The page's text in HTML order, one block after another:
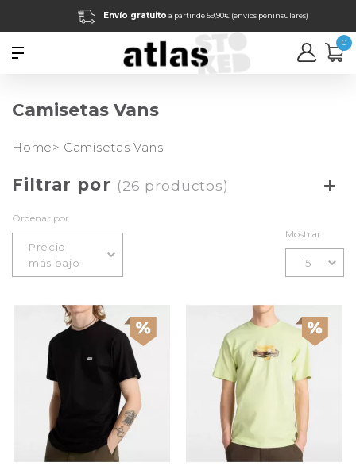
Envío gratuito a partir de 59,90€ (envíos peninsulares)
0
Camisetas Vans
Home> Camisetas Vans
Filtrar por (26 productos)
Ordenar por
Precio
más bajo
Mostrar
15